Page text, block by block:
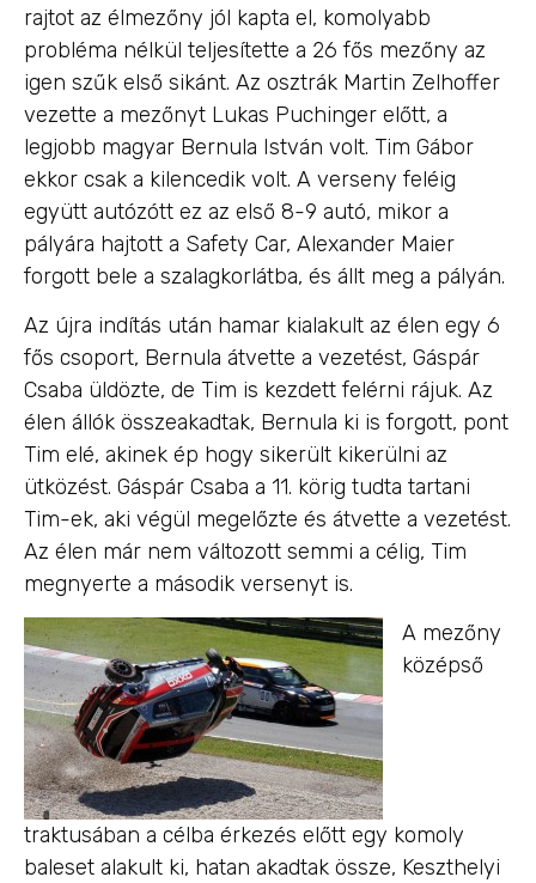
rajtot az élmezőny jól kapta el, komolyabb
probléma nélkül teljesítette a 26 fős mezőny az
igen szűk első sikánt. Az osztrák Martin Zelhoffer
vezette a mezőnyt Lukas Puchinger előtt, a
legjobb magyar Bernula István volt. Tim Gábor
ekkor csak a kilencedik volt. A verseny feléig
együtt autózótt ez az első 8-9 autó, mikor a
pályára hajtott a Safety Car, Alexander Maier
forgott bele a szalagkorlátba, és állt meg a pályán.
Az újra indítás után hamar kialakult az élen egy 6
fős csoport, Bernula átvette a vezetést, Gáspár
Csaba üldözte, de Tim is kezdett felérni rájuk. Az
élen állók összeakadtak, Bernula ki is forgott, pont
Tim elé, akinek ép hogy sikerült kikerülni az
ütközést. Gáspár Csaba a 11. körig tudta tartani
Tim-ek, aki végül megelőzte és átvette a vezetést.
Az élen már nem változott semmi a célig, Tim
megnyerte a második versenyt is.
A mezőny
középső
traktusában a célba érkezés előtt egy komoly
baleset alakult ki, hatan akadtak össze, Keszthelyi